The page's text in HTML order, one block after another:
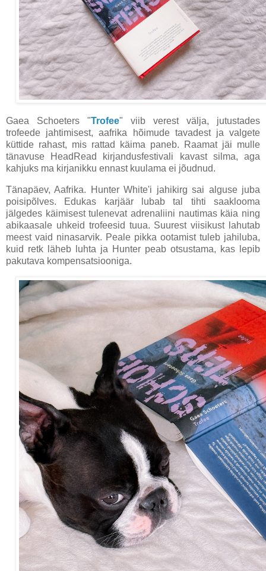
Gaea Schoeters "Trofee" viib verest välja, jutustades
trofeede jahtimisest, aafrika hõimude tavadest ja valgete
küttide rahast, mis rattad käima paneb. Raamat jäi mulle
tänavuse HeadRead kirjandusfestivali kavast silma, aga
kahjuks ma kirjanikku ennast kuulama ei jõudnud.
Tänapäev, Aafrika. Hunter White'i jahikirg sai alguse juba
poisipõlves. Edukas karjäär lubab tal tihti saaklooma
jälgedes käimisest tulenevat adrenaliini nautimas käia ning
abikaasale uhkeid trofeesid tuua. Suurest viisikust lahutab
meest vaid ninasarvik. Peale pikka ootamist tuleb jahiluba,
kuid retk läheb luhta ja Hunter peab otsustama, kas lepib
pakutava kompensatsiooniga.